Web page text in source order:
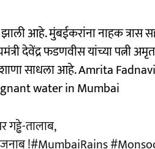
आहे. मुंबईकरांना नाहक त्रास
देवेंद्र फडणवीस यांच्या पत्नी
साधला आहे. Amrita
water in Mumbai
गड्ढे-तालाब,
!#MumbaiRains